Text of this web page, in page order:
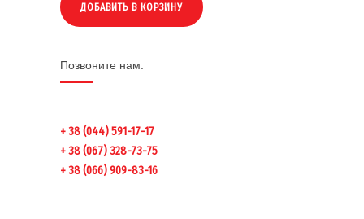
ДОБАВИТЬ В КОРЗИНУ
Позвоните нам:
+ 38 (044) 591-17-17
+ 38 (067) 328-73-75
+ 38 (066) 909-83-16